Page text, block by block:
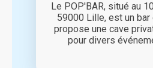
Le POP'BAR, situé au
59000 Lille, est un bar
propose une cave
pour divers